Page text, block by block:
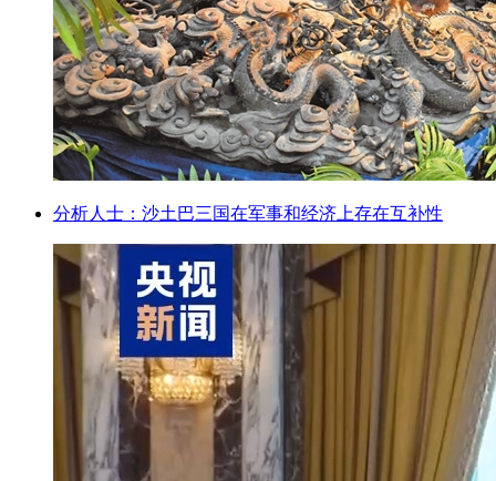
分析人士：沙土巴三国在军事和经济上存在互补性